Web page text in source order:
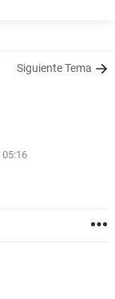
Siguiente Tema
05:16